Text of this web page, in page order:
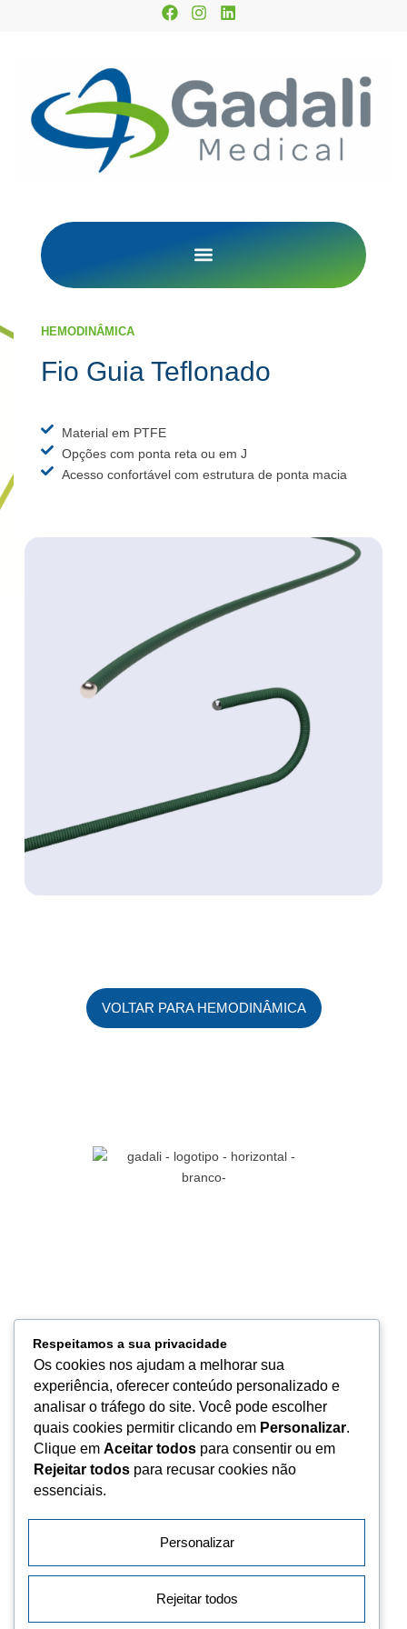
HEMODINÂMICA
Fio Guia Teflonado
Material em PTFE
Opções com ponta reta ou em J
Acesso confortável com estrutura de ponta macia
VOLTAR PARA HEMODINÂMICA
CONTATO
Campinas - São Paulo - Brasil
+55 (19) 3291-3882
Respeitamos a sua privacidade
Os cookies nos ajudam a melhorar sua
experiência, oferecer conteúdo personalizado e
analisar o tráfego do site. Você pode escolher
quais cookies permitir clicando em Personalizar.
Clique em Aceitar todos para consentir ou em
Rejeitar todos para recusar cookies não
essenciais.
Personalizar
Rejeitar todos